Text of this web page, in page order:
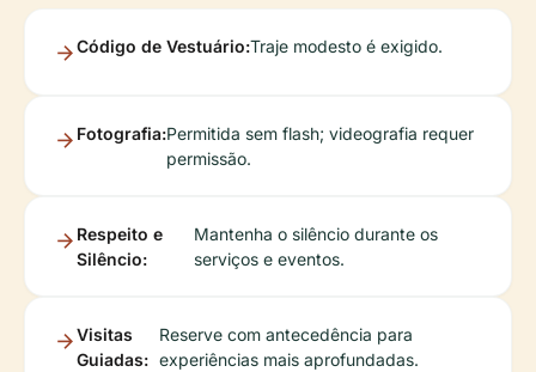
Código de Vestuário:Traje modesto é exigido.
Fotografia:Permitida sem flash; videografia requer
permissão.
Respeito e
Silêncio:
Mantenha o silêncio durante os
serviços e eventos.
Visitas
Guiadas:
Reserve com antecedência para
experiências mais aprofundadas.